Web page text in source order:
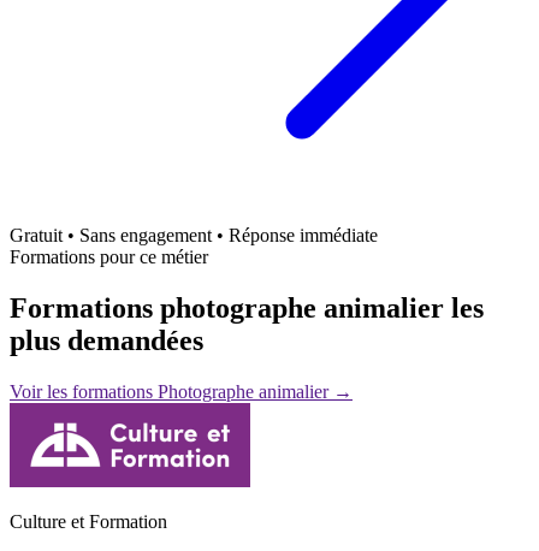
Gratuit • Sans engagement • Réponse immédiate
Formations pour ce métier
Formations photographe animalier les
plus demandées
Voir les formations Photographe animalier →
Culture et Formation